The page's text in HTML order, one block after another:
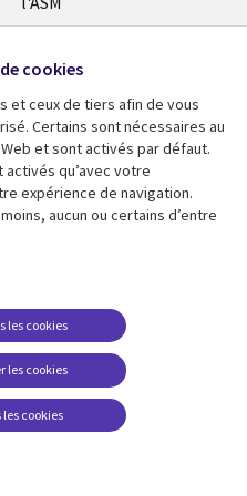
Fusions
Support
Legal
Accessibilité
conditions juridiques
FAQ Carrières
Centre de gestion des
témoins
cookies
et ceux de tiers afin de vous
Certains sont nécessaires au
et sont activés par défaut.
qu’avec votre
expérience de navigation.
aucun ou certains d’entre
les cookies
les cookies
les cookies